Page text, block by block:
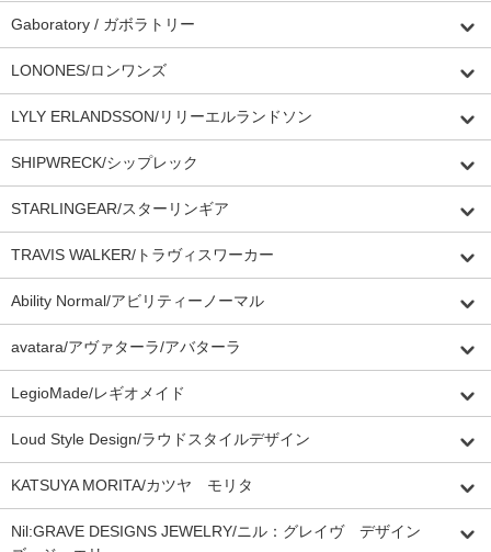
Gaboratory / ガボラトリー
LONONES/ロンワンズ
LYLY ERLANDSSON/リリーエルランドソン
SHIPWRECK/シップレック
STARLINGEAR/スターリンギア
TRAVIS WALKER/トラヴィスワーカー
Ability Normal/アビリティーノーマル
avatara/アヴァターラ/アバターラ
LegioMade/レギオメイド
Loud Style Design/ラウドスタイルデザイン
KATSUYA MORITA/カツヤ モリタ
Nil:GRAVE DESIGNS JEWELRY/ニル：グレイヴ デザイン